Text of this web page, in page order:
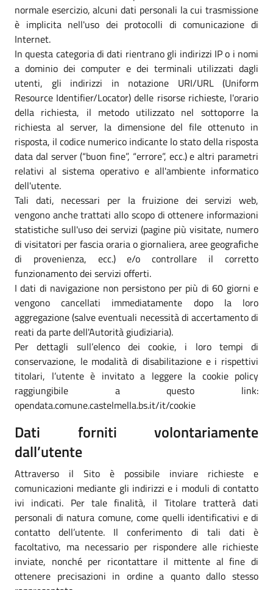
normale esercizio, alcuni dati personali la cui trasmissione
è implicita nell'uso dei protocolli di comunicazione di
Internet.
In questa categoria di dati rientrano gli indirizzi IP o i nomi
a dominio dei computer e dei terminali utilizzati dagli
utenti, gli indirizzi in notazione URI/URL (Uniform
Resource Identifier/Locator) delle risorse richieste, l'orario
della richiesta, il metodo utilizzato nel sottoporre la
richiesta al server, la dimensione del file ottenuto in
risposta, il codice numerico indicante lo stato della risposta
data dal server (“buon fine”, “errore”, ecc.) e altri parametri
relativi al sistema operativo e all'ambiente informatico
dell'utente.
Tali dati, necessari per la fruizione dei servizi web,
vengono anche trattati allo scopo di ottenere informazioni
statistiche sull'uso dei servizi (pagine più visitate, numero
di visitatori per fascia oraria o giornaliera, aree geografiche
di provenienza, ecc.) e/o controllare il corretto
funzionamento dei servizi offerti.
I dati di navigazione non persistono per più di 60 giorni e
vengono cancellati immediatamente dopo la loro
aggregazione (salve eventuali necessità di accertamento di
reati da parte dell'Autorità giudiziaria).
Per dettagli sull’elenco dei cookie, i loro tempi di
conservazione, le modalità di disabilitazione e i rispettivi
titolari, l’utente è invitato a leggere la cookie policy
raggiungibile a questo link:
opendata.comune.castelmella.bs.it/it/cookie
Dati forniti volontariamente
dall’utente
Attraverso il Sito è possibile inviare richieste e
comunicazioni mediante gli indirizzi e i moduli di contatto
ivi indicati. Per tale finalità, il Titolare tratterà dati
personali di natura comune, come quelli identificativi e di
contatto dell’utente. Il conferimento di tali dati è
facoltativo, ma necessario per rispondere alle richieste
inviate, nonché per ricontattare il mittente al fine di
ottenere precisazioni in ordine a quanto dallo stesso